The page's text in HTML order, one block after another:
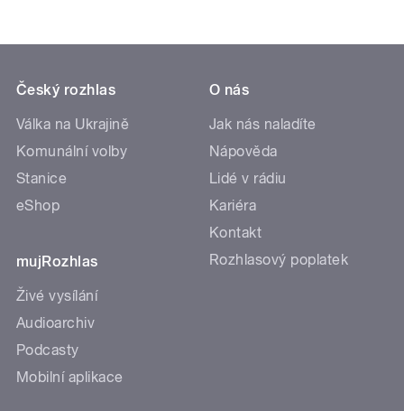
Český rozhlas
Válka na Ukrajině
Komunální volby
Stanice
eShop
mujRozhlas
Živé vysílání
Audioarchiv
Podcasty
Mobilní aplikace
O nás
Jak nás naladíte
Nápověda
Lidé v rádiu
Kariéra
Kontakt
Rozhlasový poplatek